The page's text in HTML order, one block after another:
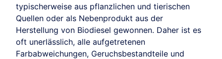
typischerweise aus pflanzlichen und tierischen
Quellen oder als Nebenprodukt aus der
Herstellung von Biodiesel gewonnen. Daher ist es
oft unerlässlich, alle aufgetretenen
Farbabweichungen, Geruchsbestandteile und